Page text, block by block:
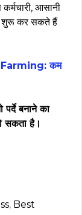
कर्मचारी, आसानी
शुरू कर सकते हैं
कम
बनाने का
सकता है।
, Best